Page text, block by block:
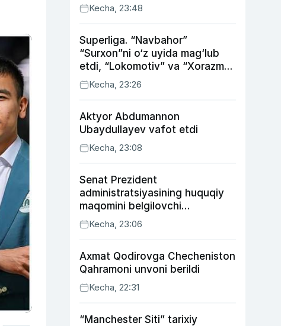
Kecha, 23:48
Superliga. “Navbahor”
“Surxon”ni o‘z uyida mag‘lub
etdi, “Lokomotiv” va “Xorazm”
uyda g‘alaba qozondi
Kecha, 23:26
Aktyor Abdu­mannon
Ubaydullayev vafot etdi
Kecha, 23:08
Senat Prezident
administratsiyasining huquqiy
maqomini belgilovchi
konstitutsiyaviy qonunni
ma’qulladi
Kecha, 23:06
Axmat Qodirovga Checheniston
Qahramoni unvoni berildi
Kecha, 22:31
“Manchester Siti” tarixiy